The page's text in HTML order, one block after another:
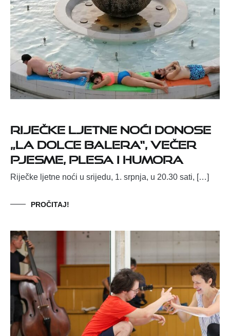
Riječke ljetne noći donose
„La dolce balera“, večer
pjesme, plesa i humora
Riječke ljetne noći u srijedu, 1. srpnja, u 20.30 sati, […]
PROČITAJ!